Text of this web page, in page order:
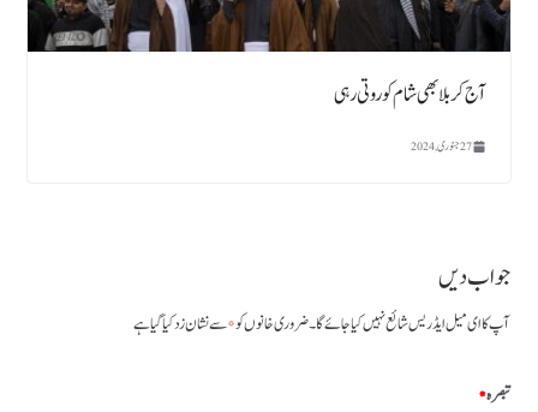
آج کربلا بھی شام کو روتی رہی
27 جنوری, 2024
جواب دیں
آپ کا ای میل ایڈریس شائع نہیں کیا جائے گا۔ضروری خانوں کو*سے نشان زد کیا گیا ہے
تبصرہ*